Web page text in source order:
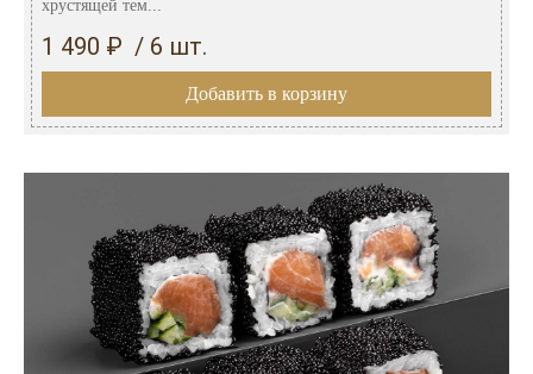
хрустящей тем...
1 490 ₽ / 6 шт.
Добавить в корзину